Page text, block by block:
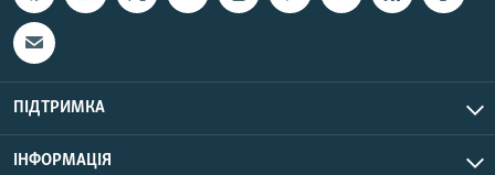
КТАТ
ДОЛУЧАЙСЯ!
ПІДТРИМКА
ІНФОРМАЦІЯ